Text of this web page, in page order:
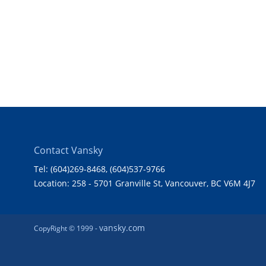
Contact Vansky
Tel: (604)269-8468, (604)537-9766
Location: 258 - 5701 Granville St, Vancouver, BC V6M 4J7
CopyRight © 1999 -vansky.com